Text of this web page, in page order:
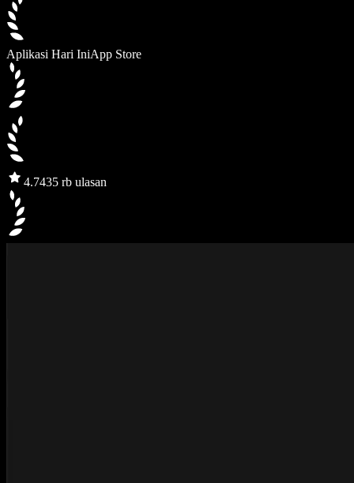
Aplikasi Hari IniApp Store
4.7435 rb ulasan